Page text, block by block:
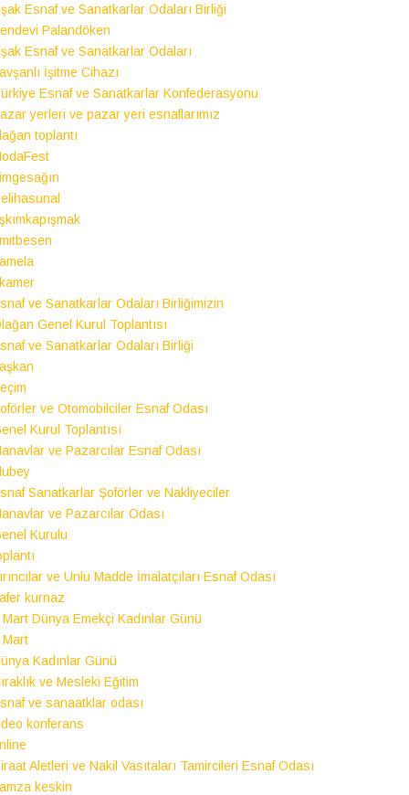
Esnaf ve Sanatkarlar Odaları Birliği
Palandöken
Esnaf ve Sanatkarlar Odaları
İşitme Cihazı
Esnaf ve Sanatkarlar Konfederasyonu
yerleri ve pazar yeri esnaflarımız
toplantı
ve Sanatkarlar Odaları Birliğimizin
Genel Kurul Toplantısı
ve Sanatkarlar Odaları Birliği
ve Otomobilciler Esnaf Odası
Kurul Toplantısı
ve Pazarcılar Esnaf Odası
Sanatkarlar Şoförler ve Nakliyeciler
ve Pazarcılar Odası
Kurulu
ve Unlu Madde İmalatçıları Esnaf Odası
kurnaz
Mart Dünya Emekçi Kadınlar Günü
Mart
Kadınlar Günü
ve Mesleki Eğitim
ve sanaatklar odası
konferans
Aletleri ve Nakil Vasıtaları Tamircileri Esnaf Odası
keskin